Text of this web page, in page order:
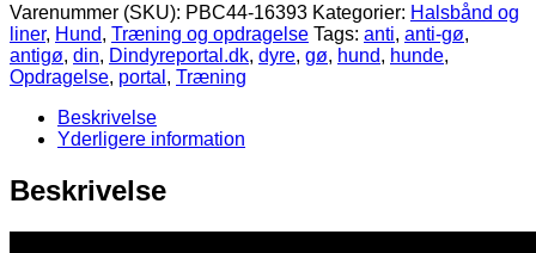
Varenummer (SKU): PBC44-16393 Kategorier: Halsbånd og
liner, Hund, Træning og opdragelse Tags: anti, anti-gø,
antigø, din, Dindyreportal.dk, dyre, gø, hund, hunde,
Opdragelse, portal , Træning
Beskrivelse
Yderligere information
Beskrivelse